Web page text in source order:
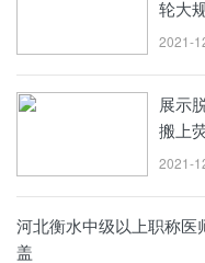
轮大
2021-
展示
搬上
2021-
河北衡水中级以上职称医师下沉乡镇
盖